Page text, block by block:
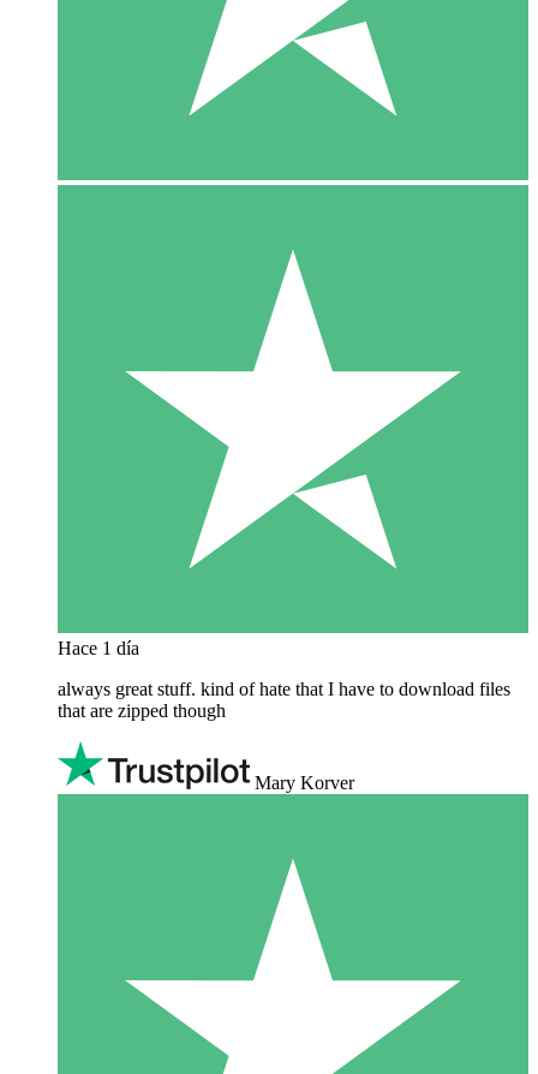
Hace 1 día
always great stuff. kind of hate that I have to download files
that are zipped though
Mary Korver